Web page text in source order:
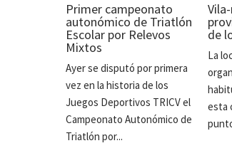
Primer campeonato
autonómico de Triatlón
Escolar por Relevos
Mixtos
Ayer se disputó por primera
vez en la historia de los
Juegos Deportivos TRICV el
Campeonato Autonómico de
Triatlón por...
de
La
esta